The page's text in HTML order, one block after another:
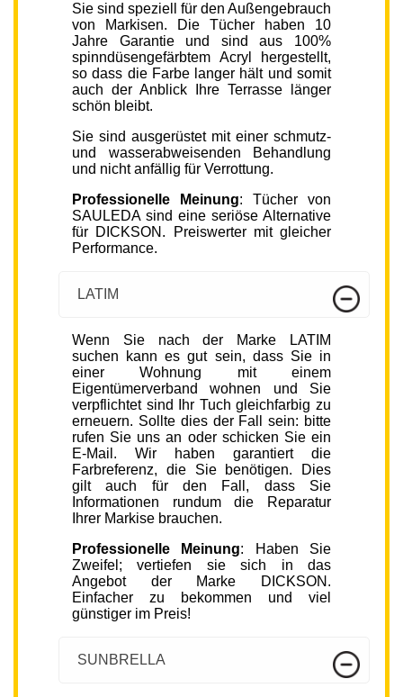
Sie sind speziell für den Außengebrauch
von Markisen. Die Tücher haben 10
Jahre Garantie und sind aus 100%
spinndüsengefärbtem Acryl hergestellt,
so dass die Farbe langer hält und somit
auch der Anblick Ihre Terrasse länger
schön bleibt.
Sie sind ausgerüstet mit einer schmutz-
und wasserabweisenden Behandlung
und nicht anfällig für Verrottung.
Professionelle Meinung: Tücher von
SAULEDA sind eine seriöse Alternative
für DICKSON. Preiswerter mit gleicher
Performance.
LATIM
Wenn Sie nach der Marke LATIM
suchen kann es gut sein, dass Sie in
einer Wohnung mit einem
Eigentümerverband wohnen und Sie
verpflichtet sind Ihr Tuch gleichfarbig zu
erneuern. Sollte dies der Fall sein: bitte
rufen Sie uns an oder schicken Sie ein
E-Mail. Wir haben garantiert die
Farbreferenz, die Sie benötigen. Dies
gilt auch für den Fall, dass Sie
Informationen rundum die Reparatur
Ihrer Markise brauchen.
Professionelle Meinung: Haben Sie
Zweifel; vertiefen sie sich in das
Angebot der Marke DICKSON.
Einfacher zu bekommen und viel
günstiger im Preis!
SUNBRELLA